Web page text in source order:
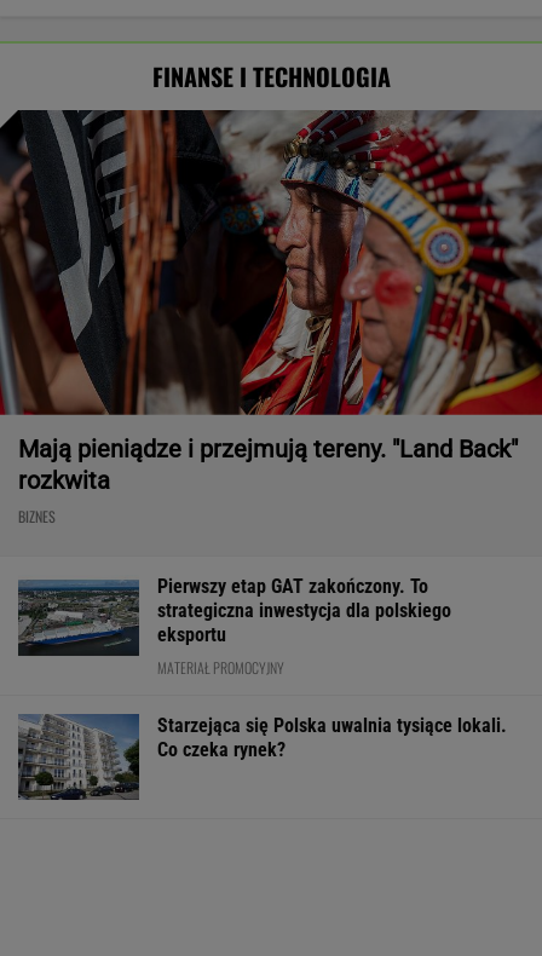
FINANSE I TECHNOLOGIA
Mają pieniądze i przejmują tereny. "Land Back"
rozkwita
BIZNES
Pierwszy etap GAT zakończony. To
strategiczna inwestycja dla polskiego
eksportu
MATERIAŁ PROMOCYJNY
Starzejąca się Polska uwalnia tysiące lokali.
Co czeka rynek?